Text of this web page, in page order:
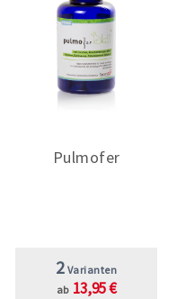
Pulmofer
2 Varianten
ab 13,95 €